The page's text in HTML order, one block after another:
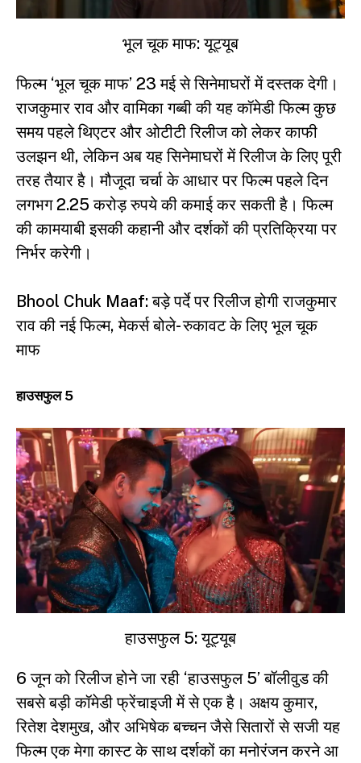
भूल चूक माफ: यूट्यूब
फिल्म ‘भूल चूक माफ’ 23 मई से सिनेमाघरों में दस्तक देगी।
राजकुमार राव और वामिका गब्बी की यह कॉमेडी फिल्म कुछ
समय पहले थिएटर और ओटीटी रिलीज को लेकर काफी
उलझन थी, लेकिन अब यह सिनेमाघरों में रिलीज के लिए पूरी
तरह तैयार है। मौजूदा चर्चा के आधार पर फिल्म पहले दिन
लगभग 2.25 करोड़ रुपये की कमाई कर सकती है। फिल्म
की कामयाबी इसकी कहानी और दर्शकों की प्रतिक्रिया पर
निर्भर करेगी।
Bhool Chuk Maaf: बड़े पर्दे पर रिलीज होगी राजकुमार
राव की नई फिल्म, मेकर्स बोले- रुकावट के लिए भूल चूक
माफ
हाउसफुल 5
हाउसफुल 5: यूट्यूब
6 जून को रिलीज होने जा रही ‘हाउसफुल 5’ बॉलीवुड की
सबसे बड़ी कॉमेडी फ्रेंचाइजी में से एक है। अक्षय कुमार,
रितेश देशमुख, और अभिषेक बच्चन जैसे सितारों से सजी यह
फिल्म एक मेगा कास्ट के साथ दर्शकों का मनोरंजन करने आ